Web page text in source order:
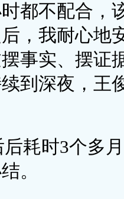
都不配合，
，我耐心地
事实、摆证
到深夜，王
耗时3个多
。